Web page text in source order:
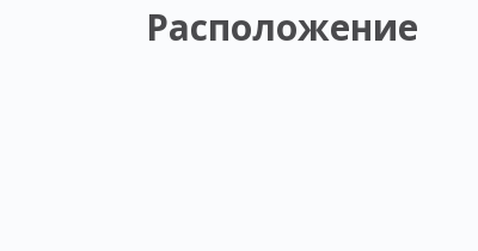
Расположение